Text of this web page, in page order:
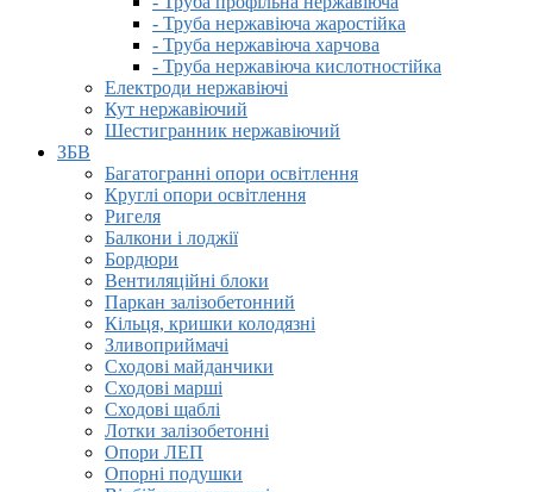
- Труба нержавіюча жаростійка
- Труба нержавіюча харчова
- Труба нержавіюча кислотностійка
Електроди нержавіючі
Кут нержавіючий
Шестигранник нержавіючий
ЗБВ
Багатогранні опори освітлення
Круглі опори освітлення
Ригеля
Балкони і лоджії
Бордюри
Вентиляційні блоки
Паркан залізобетонний
Кільця, кришки колодязні
Зливоприймачі
Сходові майданчики
Сходові марші
Сходові щаблі
Лотки залізобетонні
Опори ЛЕП
Опорні подушки